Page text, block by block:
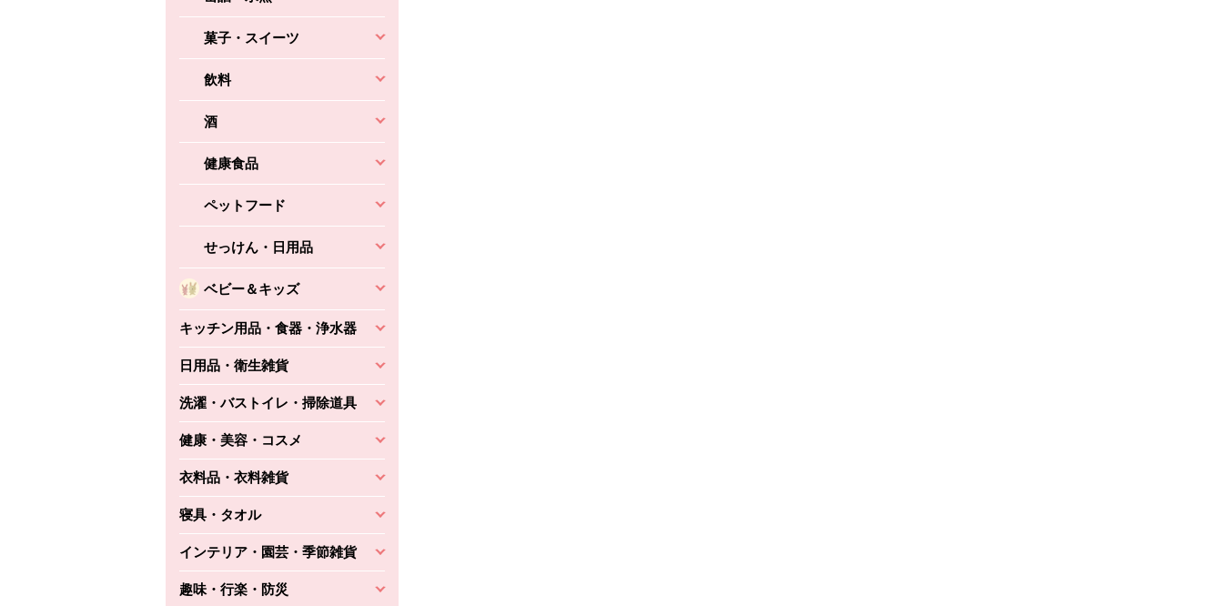
菓子・スイーツ
飲料
酒
健康食品
ペットフード
せっけん・日用品
ベビー＆キッズ
キッチン用品・食器・浄水器
日用品・衛生雑貨
洗濯・バストイレ・掃除道具
健康・美容・コスメ
衣料品・衣料雑貨
寝具・タオル
インテリア・園芸・季節雑貨
趣味・行楽・防災